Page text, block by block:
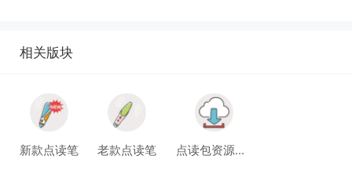
相关版块
新款点读笔 老款点读笔 点读包资源库(试运行)